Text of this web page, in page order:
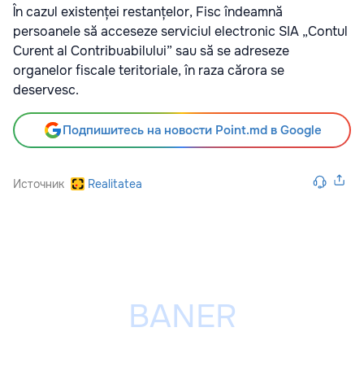
În cazul existenței restanțelor, Fisc îndeamnă
persoanele să acceseze serviciul electronic SIA „Contul
Curent al Contribuabilului” sau să se adreseze
organelor fiscale teritoriale, în raza cărora se
deservesc.
Подпишитесь на новости Point.md в Google
Источник Realitatea